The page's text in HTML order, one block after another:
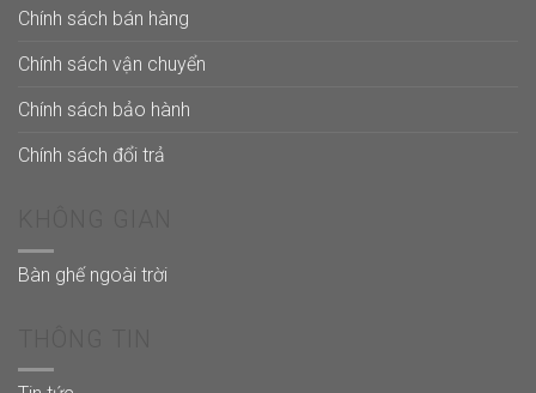
Chính sách bán hàng
Chính sách vận chuyển
Chính sách bảo hành
Chính sách đổi trả
Bàn ghế ngoài trời